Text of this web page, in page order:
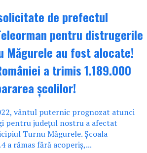
de prefectul
pentru distrugerile
Măgurele au fost alocate!
a trimis 1.189.000
școlilor!
vântul puternic prognozat atunci
pentru județul nostru a afectat
Turnu Măgurele. Școala
a rămas fără acoperiș,...